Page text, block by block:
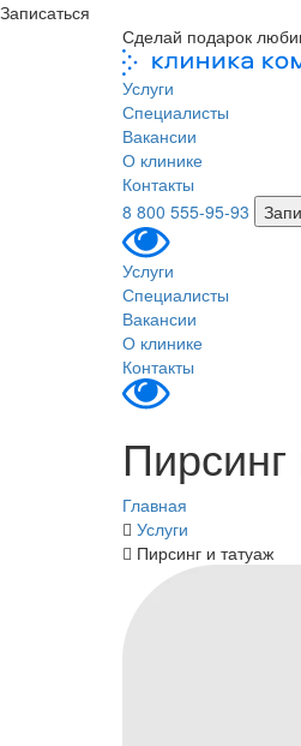
Записаться
Сделай подарок
Услуги
Специалисты
Вакансии
О клинике
Контакты
8 800 555-95-93
Услуги
Специалисты
Вакансии
О клинике
Контакты
Главная
Услуги
Пирсинг и татуаж